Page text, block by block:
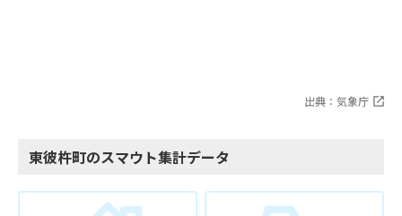
出典：気象庁
東彼杵町のスマウト集計データ